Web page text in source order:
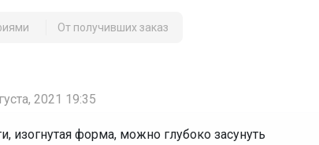
От получивших заказ
2021 19:35
изогнутая форма, можно глубоко засунуть